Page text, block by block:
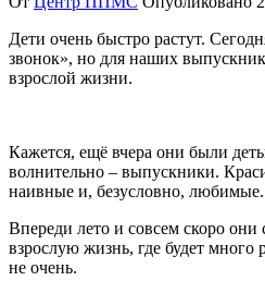
Дети очень быстро растут.
звонок», но для наших
взрослой жизни.
Кажется, ещё вчера они были
волнительно – выпускники.
наивные и, безусловно, любимые.
Впереди лето и совсем скоро
взрослую жизнь, где будет много
не очень.